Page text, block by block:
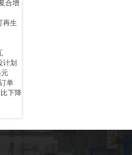
合增
再生
划
元
单
下降